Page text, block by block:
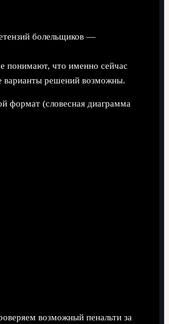
болельщиков —
понимают, что именно сейчас
варианты решений возможны.
формат (словесная диаграмма
возможный пенальти за